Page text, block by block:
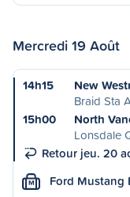
Mercredi 19 Août
14h15
New
Braid Sta
15h00
North
Lonsdale
Retour jeu. 20
M Ford Mustang